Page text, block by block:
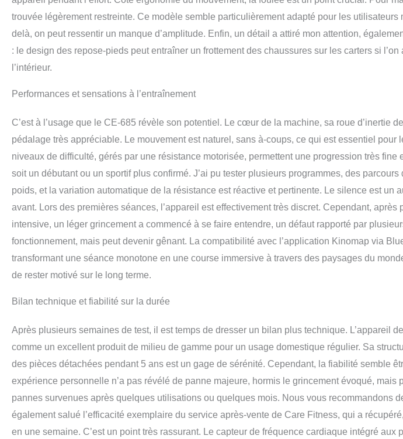
trouvée légèrement restreinte. Ce modèle semble particulièrement adapté pour les utilisateurs
delà, on peut ressentir un manque d’amplitude. Enfin, un détail a attiré mon attention,
: le design des repose-pieds peut entraîner un frottement des chaussures sur les carters si
l’intérieur.
Performances et sensations à l’entraînement
C’est à l’usage que le CE-685 révèle son potentiel. Le cœur de la machine, sa roue d’inertie
pédalage très appréciable. Le mouvement est naturel, sans à-coups, ce qui est essentiel pour
niveaux de difficulté, gérés par une résistance motorisée, permettent une progression très fine
soit un débutant ou un sportif plus confirmé. J’ai pu tester plusieurs programmes, des
poids, et la variation automatique de la résistance est réactive et pertinente. Le silence est un
avant. Lors des premières séances, l’appareil est effectivement très discret. Cependant, après
intensive, un léger grincement a commencé à se faire entendre, un défaut rapporté par
fonctionnement, mais peut devenir gênant. La compatibilité avec l’application Kinomap via
transformant une séance monotone en une course immersive à travers des paysages du
de rester motivé sur le long terme.
Bilan technique et fiabilité sur la durée
Après plusieurs semaines de test, il est temps de dresser un bilan plus technique. L’appareil
comme un excellent produit de milieu de gamme pour un usage domestique régulier. Sa
des pièces détachées pendant 5 ans est un gage de sérénité. Cependant, la fiabilité semble
expérience personnelle n’a pas révélé de panne majeure, hormis le grincement évoqué, mais
pannes survenues après quelques utilisations ou quelques mois. Nous vous recommandons
également salué l’efficacité exemplaire du service après-vente de Care Fitness, qui a
en une semaine. C’est un point très rassurant. Le capteur de fréquence cardiaque intégré aux